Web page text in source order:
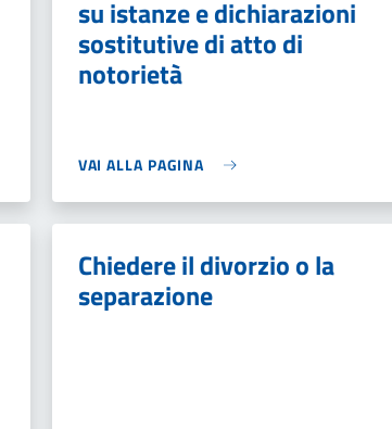
su istanze e dichiarazioni
sostitutive di atto di
notorietà
VAI ALLA PAGINA
Chiedere il divorzio o la
separazione